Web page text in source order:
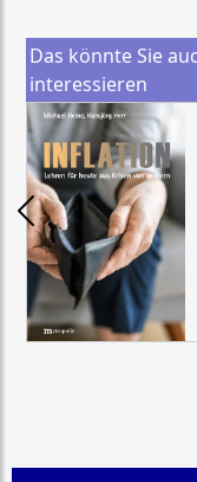
Das könnte Sie
interessieren